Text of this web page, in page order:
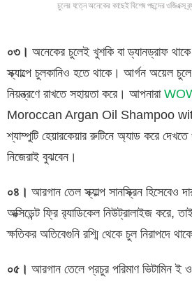
চুলের যত্নে অনেকের কাছেই বিশেষ পছন্দের ওজিএক্স
০৩। অনেকের চুলেই খুশকি বা ড্যানড্রাফ
স্ক্যাল্পে চুলকানিও হতে থাকে। আর্গন অয়েল
নিয়ন্ত্রণে রাখতে সহায়তা করে। আপনারা
Moroccan Argan Oil Shampoo
শ্যাম্পুটি হেয়ারকেয়ার রুটিনে অ্যাড করে দেখতে
নিজেরাই বুঝবেন।
০৪। আরগান তেল স্ক্যাল্প সানস্ক্রিন হিসেবেও
অক্সিডেন্ট ফ্রি র‍্যাডিকেল নিউট্রালাইজ করে,
ক্ষতিকর অতিবেগুনি রশ্মি থেকে চুল নিরাপদে
০৫। আরগান তেলে প্রচুর পরিমাণ ভিটামিন ই